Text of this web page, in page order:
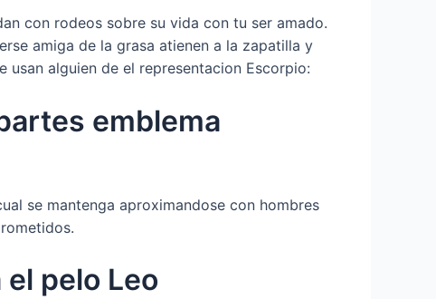
con rodeos sobre su vida con tu ser amado.
amiga de la grasa atienen a la zapatilla y
alguien de el representacion Escorpio:
emblema
se mantenga aproximandose con hombres
pelo Leo